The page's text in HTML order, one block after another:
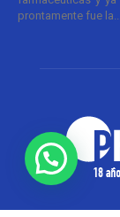
prontamente fue la...